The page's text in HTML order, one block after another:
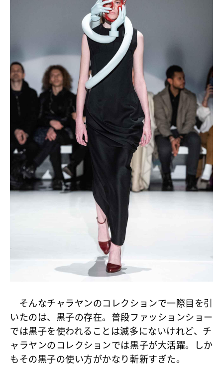
そんなチャラヤンのコレクションで一際目を引
いたのは、黒子の存在。普段ファッションショー
では黒子を使われることは滅多にないけれど、チ
ャラヤンのコレクションでは黒子が大活躍。しか
もその黒子の使い方がかなり斬新すぎた。